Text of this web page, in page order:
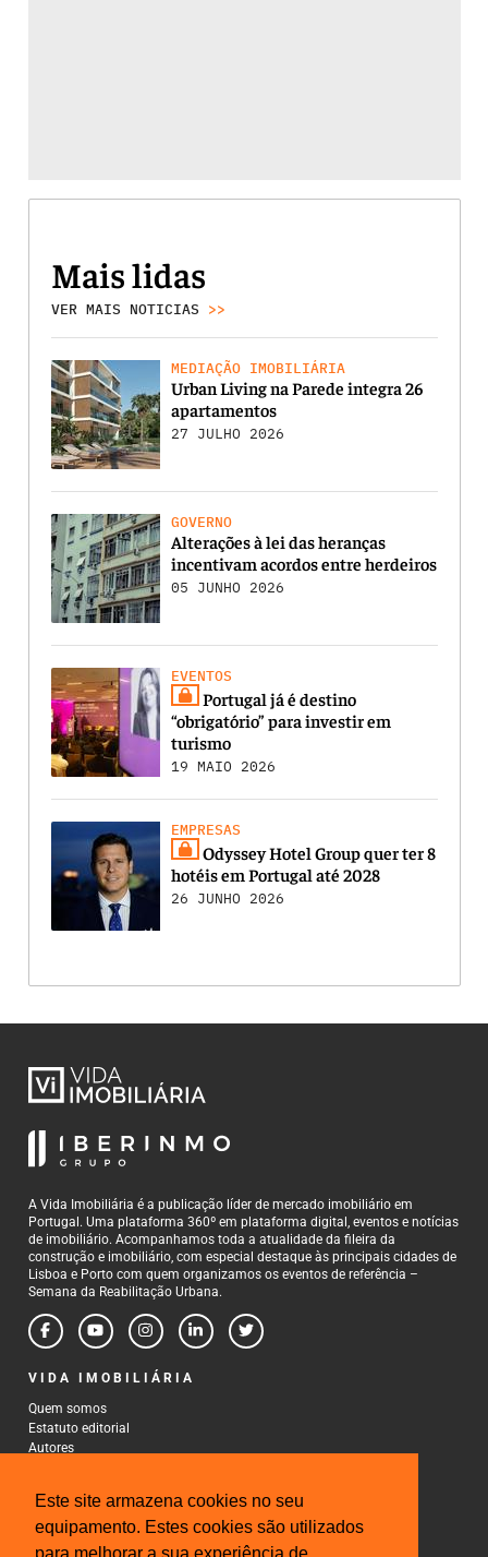
Este site armazena cookies no seu
equipamento. Estes cookies são utilizados
Mais lidas
VER MAIS NOTICIAS >>
MEDIAÇÃO IMOBILIÁRIA
Urban Living na Parede integra 26
apartamentos
27 JULHO 2026
GOVERNO
Alterações à lei das heranças
incentivam acordos entre herdeiros
05 JUNHO 2026
EVENTOS
Portugal já é destino
“obrigatório” para investir em
turismo
19 MAIO 2026
EMPRESAS
Odyssey Hotel Group quer ter 8
hotéis em Portugal até 2028
26 JUNHO 2026
A Vida Imobiliária é a publicação líder de mercado imobiliário em
Portugal. Uma plataforma 360º em plataforma digital, eventos e notícias
de imobiliário. Acompanhamos toda a atualidade da fileira da
construção e imobiliário, com especial destaque às principais cidades de
Lisboa e Porto com quem organizamos os eventos de referência –
Semana da Reabilitação Urbana.
VIDA IMOBILIÁRIA
Quem somos
Estatuto editorial
Autores
CONTACTOS
Rua Gonçalo Cristovão, 185 - 6º